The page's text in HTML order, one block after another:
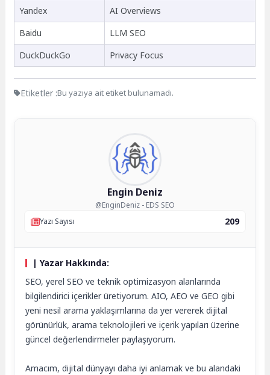
Yandex
AI Overviews
Baidu
LLM SEO
DuckDuckGo
Privacy Focus
Etiketler :Bu yazıya ait etiket bulunamadı.
Engin Deniz
@EnginDeniz - EDS SEO
Yazı Sayısı
209
| Yazar Hakkında:
SEO, yerel SEO ve teknik optimizasyon alanlarında
bilgilendirici içerikler üretiyorum. AIO, AEO ve GEO gibi
yeni nesil arama yaklaşımlarına da yer vererek dijital
görünürlük, arama teknolojileri ve içerik yapıları üzerine
güncel değerlendirmeler paylaşıyorum.
Amacım, dijital dünyayı daha iyi anlamak ve bu alandaki